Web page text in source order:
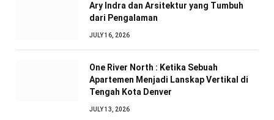
Ary Indra dan Arsitektur yang Tumbuh
dari Pengalaman
JULY 16, 2026
One River North : Ketika Sebuah
Apartemen Menjadi Lanskap Vertikal di
Tengah Kota Denver
JULY 13, 2026